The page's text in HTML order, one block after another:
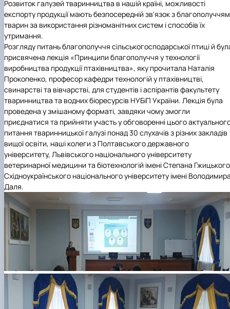
Розвиток галузей тваринництва в нашій країні, можливості
експорту продукції мають безпосередній зв'язок з благополуччям
тварин за використання різноманітних систем і способів їх
утримання.
Розгляду питань благополуччя сільськогосподарської птиці й
присвячена лекція «Принципи благополуччя у технології
виробництва продукції птахівництва», яку прочитала Наталія
Прокопенко, професор кафедри технологій у птахівництві,
свинарстві та вівчарстві, для студентів і аспірантів факультету
тваринництва та водних біоресурсів НУБіП України. Лекція була
проведена у змішаному форматі, завдяки чому змогли
приєднатися та прийняти участь у обговоренні цього
питання тваринницької галузі понад 30 слухачів з різних закладів
вищої освіти, наші колеги з Полтавського державного
університету, Львівського національного університету
ветеринарної медицини та біотехнологій імені Степана
Східноукраїнського національного університету імені
Даля.